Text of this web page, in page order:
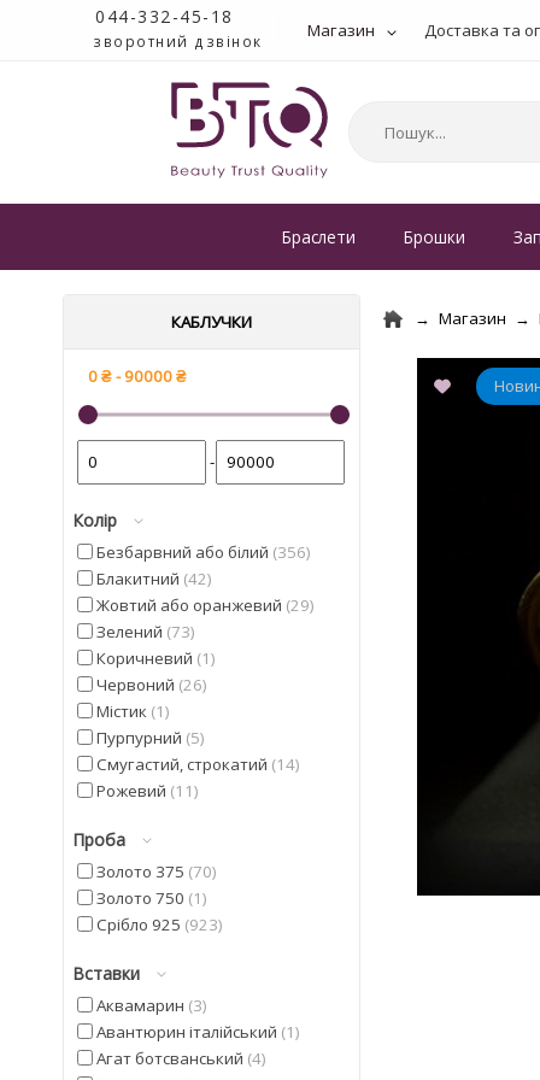
044-332-45-18
зворотний дзвінок Магазин Доставка та
Браслети Брошки
КАБЛУЧКИ
-
Колір
Безбарвний або білий 356
Блакитний 42
Жовтий або оранжевий 29
Зелений 73
Коричневий 1
Червоний 26
Містик 1
Пурпурний 5
Смугастий, строкатий 14
Рожевий 11
Фіолетовий
Чорний
20
Проба
Золото 375 70
Золото 750 1
Срібло 925 923
Вставки
Аквамарин 3
Авантюрин італійський 1
Агат ботсванський 4
Магазин